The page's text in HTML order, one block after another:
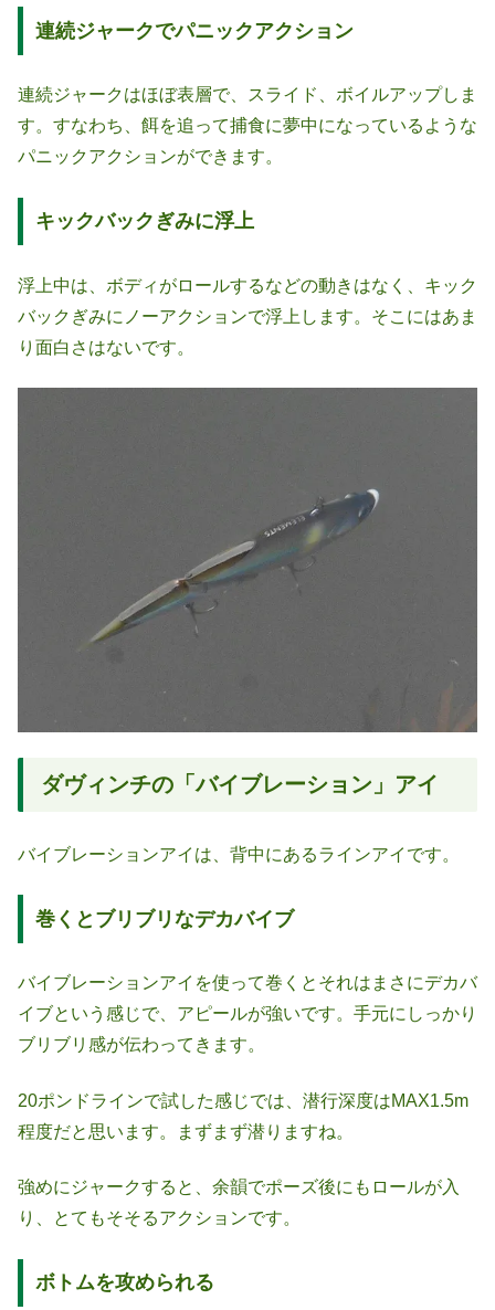
連続ジャークでパニックアクション
連続ジャークはほぼ表層で、スライド、ボイルアップしま
す。すなわち、餌を追って捕食に夢中になっているような
パニックアクションができます。
キックバックぎみに浮上
浮上中は、ボディがロールするなどの動きはなく、キック
バックぎみにノーアクションで浮上します。そこにはあま
り面白さはないです。
ダヴィンチの「バイブレーション」アイ
バイブレーションアイは、背中にあるラインアイです。
巻くとブリブリなデカバイブ
バイブレーションアイを使って巻くとそれはまさにデカバ
イブという感じで、アピールが強いです。手元にしっかり
ブリブリ感が伝わってきます。
20ポンドラインで試した感じでは、潜行深度はMAX1.5m
程度だと思います。まずまず潜りますね。
強めにジャークすると、余韻でポーズ後にもロールが入
り、とてもそそるアクションです。
ボトムを攻められる